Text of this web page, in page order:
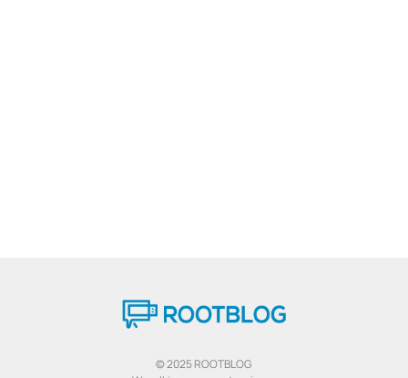
© 2025 ROOTBLOG